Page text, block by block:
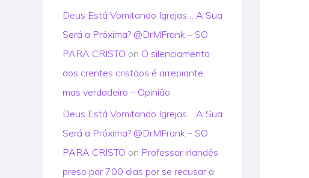
Deus Está Vomitando Igrejas… A Sua
Será a Próxima? @DrMFrank – SO
PARA CRISTO on O silenciamento
dos crentes cristãos é arrepiante,
mas verdadeiro – Opinião
Deus Está Vomitando Igrejas… A Sua
Será a Próxima? @DrMFrank – SO
PARA CRISTO on Professor irlandês
preso por 700 dias por se recusar a